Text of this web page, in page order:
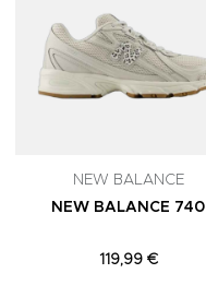
NEW BALANCE
NEW BALANCE 740
119,99 €